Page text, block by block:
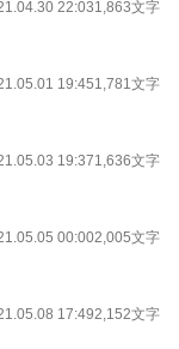
22:031,863文字
19:451,781文字
19:371,636文字
00:002,005文字
17:492,152文字